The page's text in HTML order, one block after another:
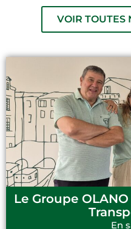
VOIR TOUTES
Le Groupe
En